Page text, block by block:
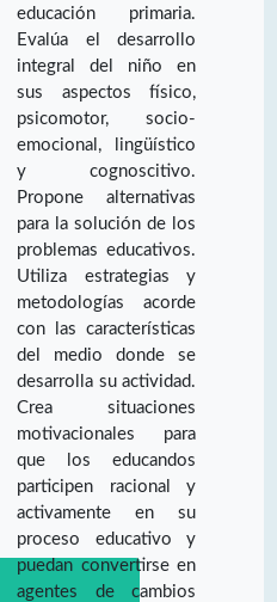
educación primaria.
Evalúa el desarrollo
integral del niño en
sus aspectos físico,
psicomotor, socio-
emocional, lingüístico
y cognoscitivo.
Propone alternativas
para la solución de los
problemas educativos.
Utiliza estrategias y
metodologías acorde
con las características
del medio donde se
desarrolla su actividad.
Crea situaciones
motivacionales para
que los educandos
participen racional y
activamente en su
proceso educativo y
puedan convertirse en
agentes de cambios